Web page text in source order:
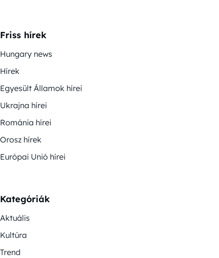
Friss hírek
Hungary news
Hírek
Egyesült Államok hírei
Ukrajna hírei
Románia hírei
Orosz hírek
Európai Unió hírei
Kategóriák
Aktuális
Kultúra
Trend